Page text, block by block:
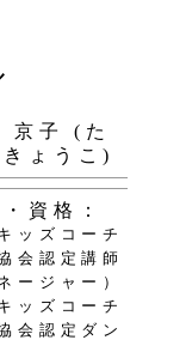
京子 (た
きょうこ)
資格：
ッズコーチ
会認定講師
ージャー）
ッズコーチ
会認定ダン